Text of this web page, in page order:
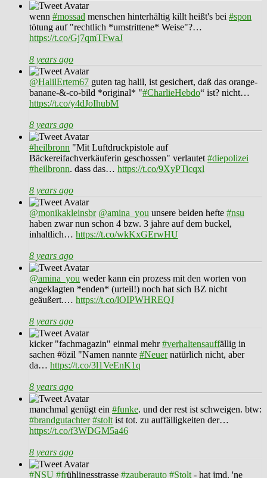
wenn #mossad menschen hinterhältig killt heißt's bei #spon
tötung auf "rechtlich *umstrittene* Weise"?…
https://t.co/Gj7qmTFwaJ
8 years ago
@HalilErtem67 guten tag halil, ist gesichert, daß das orange-
banane-&-co-bild *original* "#CharlieHebdo“ ist? nicht…
https://t.co/y4dJoIhubM
8 years ago
#heilbronn "Mit Luftdruckpistole auf
Bäckereifachverkäuferin geschossen" verlautet #diepolizei
#heilbronn. dass das… https://t.co/9XyPTicqxl
8 years ago
@monikakleinsbr @amina_you unsere beiden hefte #nsu
haben zwar nun schon 4 bzw. 3 jahre auf dem buckel,
inhaltlich… https://t.co/wkKxGErwHU
8 years ago
@amina_you weder kann ein prozess mit den worten von
angeklagten *enden* (urteil!) noch hat sich BZ nicht
geäußert.… https://t.co/lOIPWHREQJ
8 years ago
kicker "fachmagazin" einmal mehr#verhaltensauffällig in
sachen #özil "Namen nannte #Neuernatürlich nicht, aber
da… https://t.co/3l1VeEnK1q
8 years ago
manchmal genügt ein #funke. und der rest ist schweigen. btw:
#brandgutachter #stolt ist tot. zu auffälligkeiten der…
https://t.co/f3WDGM5a46
8 years ago
#NSU #frühlingsstrasse #zauberauto #Stolt - hat jmd. 'ne